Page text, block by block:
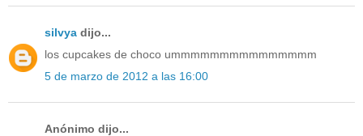
silvya dijo...
los cupcakes de choco ummmmmmmmmmmmmmm
5 de marzo de 2012 a las 16:00
Anónimo dijo...